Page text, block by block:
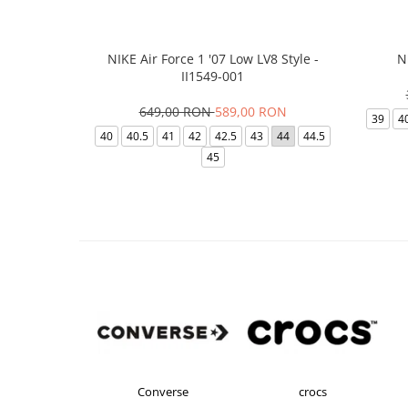
NIKE Air Force 1 '07 Low LV8 Style -
II1549-001
649,00 RON589,00 RON
40 40.5 41 42 42.5 43 44
44.5
45
39
Converse crocs